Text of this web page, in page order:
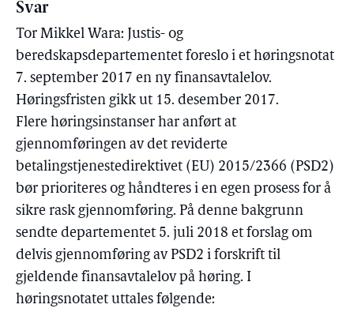
Svar
Tor Mikkel Wara: Justis- og
beredskapsdepartementet foreslo i et høringsnotat
7. september 2017 en ny finansavtalelov.
Høringsfristen gikk ut 15. desember 2017.
Flere høringsinstanser har anført at
gjennomføringen av det reviderte
betalingstjenestedirektivet (EU) 2015/2366 (PSD2)
bør prioriteres og håndteres i en egen prosess for å
sikre rask gjennomføring. På denne bakgrunn
sendte departementet 5. juli 2018 et forslag om
delvis gjennomføring av PSD2 i forskrift til
gjeldende finansavtalelov på høring. I
høringsnotatet uttales følgende: